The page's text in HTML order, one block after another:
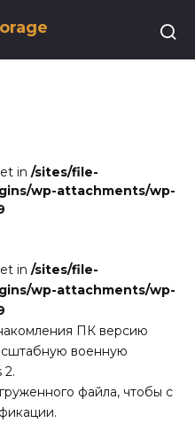
in /sites/file-
wp-attachments/wp-
in /sites/file-
wp-attachments/wp-
ПК версию
военную
2.
файла, чтобы с